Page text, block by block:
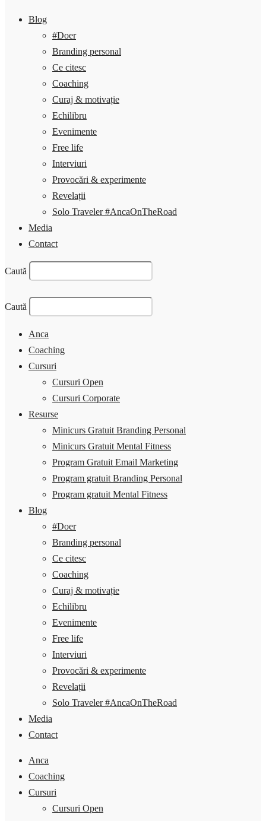
Blog
#Doer
Branding personal
Ce citesc
Coaching
Curaj & motivație
Echilibru
Evenimente
Free life
Interviuri
Provocări & experimente
Revelații
Solo Traveler #AncaOnTheRoad
Media
Contact
Caută
Caută
Anca
Coaching
Cursuri
Cursuri Open
Cursuri Corporate
Resurse
Minicurs Gratuit Branding Personal
Minicurs Gratuit Mental Fitness
Program Gratuit Email Marketing
Program gratuit Branding Personal
Program gratuit Mental Fitness
Blog
#Doer
Branding personal
Ce citesc
Coaching
Curaj & motivație
Echilibru
Evenimente
Free life
Interviuri
Provocări & experimente
Revelații
Solo Traveler #AncaOnTheRoad
Media
Contact
Anca
Coaching
Cursuri
Cursuri Open